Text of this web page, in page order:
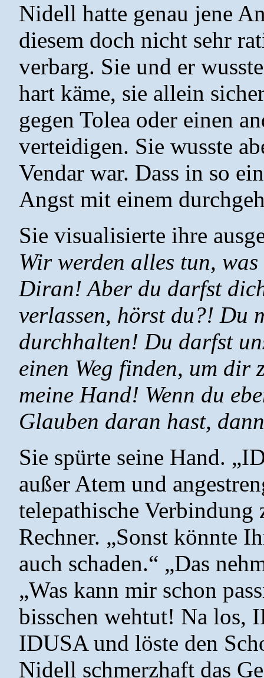
Nidell hatte genau jene
diesem doch nicht sehr
verbarg. Sie und er
hart käme, sie allein
gegen Tolea oder einen
verteidigen. Sie wusste
Vendar war. Dass in so
Angst mit einem
Sie visualisierte ihre
Wir werden alles tun,
Diran! Aber du darfst
verlassen, hörst du?! Du
durchhalten! Du darfst
einen Weg finden, um
meine Hand! Wenn du
Glauben daran hast,
Sie spürte seine Hand.
außer Atem und
telepathische Verbindung
Rechner. „Sonst könnte
auch schaden.“ „Das
„Was kann mir schon
bisschen wehtut! Na los,
IDUSA und löste den
Nidell schmerzhaft das